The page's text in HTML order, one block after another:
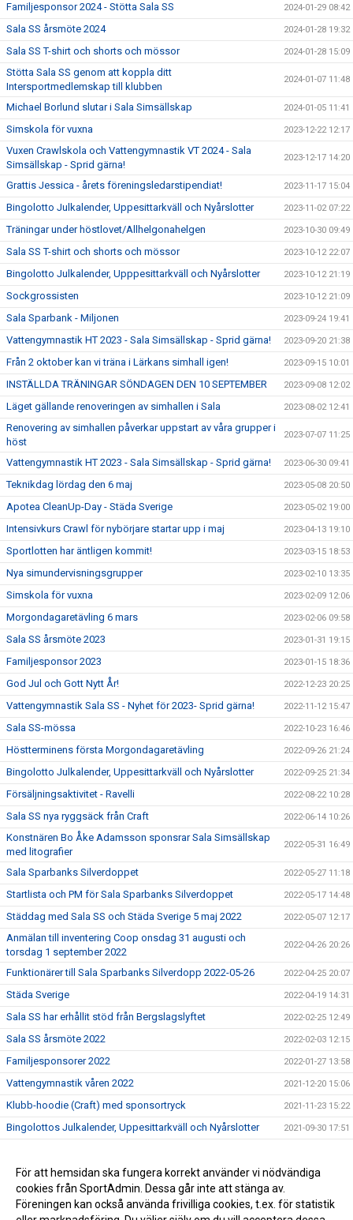
Familjesponsor 2024 - Stötta Sala SS 2024-01-29 08:42
Sala SS årsmöte 2024 2024-01-28 19:32
Sala SS T-shirt och shorts och mössor 2024-01-28 15:09
Stötta Sala SS genom att koppla ditt
Intersportmedlemskap till klubben
2024-01-07 11:48
Michael Borlund slutar i Sala Simsällskap 2024-01-05 11:41
Simskola för vuxna 2023-12-22 12:17
Vuxen Crawlskola och Vattengymnastik VT 2024 - Sala
Simsällskap - Sprid gärna!
2023-12-17 14:20
Grattis Jessica - årets föreningsledarstipendiat! 2023-11-17 15:04
Bingolotto Julkalender, Uppesittarkväll och Nyårslotter 2023-11-02 07:22
Träningar under höstlovet/Allhelgonahelgen 2023-10-30 09:49
Sala SS T-shirt och shorts och mössor 2023-10-12 22:07
Bingolotto Julkalender, Upppesittarkväll och Nyårslotter 2023-10-12 21:19
Sockgrossisten 2023-10-12 21:09
Sala Sparbank - Miljonen 2023-09-24 19:41
Vattengymnastik HT 2023 - Sala Simsällskap - Sprid gärna! 2023-09-20 21:38
Från 2 oktober kan vi träna i Lärkans simhall igen! 2023-09-15 10:01
INSTÄLLDA TRÄNINGAR SÖNDAGEN DEN 10 SEPTEMBER 2023-09-08 12:02
Läget gällande renoveringen av simhallen i Sala 2023-08-02 12:41
Renovering av simhallen påverkar uppstart av våra grupper i
höst
2023-07-07 11:25
Vattengymnastik HT 2023 - Sala Simsällskap - Sprid gärna! 2023-06-30 09:41
Teknikdag lördag den 6 maj 2023-05-08 20:50
Apotea CleanUp-Day - Städa Sverige 2023-05-02 19:00
Intensivkurs Crawl för nybörjare startar upp i maj 2023-04-13 19:10
Sportlotten har äntligen kommit! 2023-03-15 18:53
Nya simundervisningsgrupper 2023-02-10 13:35
Simskola för vuxna 2023-02-09 12:06
Morgondagaretävling 6 mars 2023-02-06 09:58
Sala SS årsmöte 2023 2023-01-31 19:15
Familjesponsor 2023 2023-01-15 18:36
God Jul och Gott Nytt År! 2022-12-23 20:25
Vattengymnastik Sala SS - Nyhet för 2023- Sprid gärna! 2022-11-12 15:47
Sala SS-mössa 2022-10-23 16:46
Höstterminens första Morgondagaretävling 2022-09-26 21:24
Bingolotto Julkalender, Uppesittarkväll och Nyårslotter 2022-09-25 21:34
Försäljningsaktivitet - Ravelli 2022-08-22 10:28
Sala SS nya ryggsäck från Craft 2022-06-14 10:26
Konstnären Bo Åke Adamsson sponsrar Sala Simsällskap
med litografier
2022-05-31 16:49
Sala Sparbanks Silverdoppet 2022-05-27 11:18
Startlista och PM för Sala Sparbanks Silverdoppet 2022-05-17 14:48
Städdag med Sala SS och Städa Sverige 5 maj 2022 2022-05-07 12:17
Anmälan till inventering Coop onsdag 31 augusti och
torsdag 1 september 2022
2022-04-26 20:26
Funktionärer till Sala Sparbanks Silverdopp 2022-05-26 2022-04-25 20:07
Städa Sverige 2022-04-19 14:31
Sala SS har erhållit stöd från Bergslagslyftet 2022-02-25 12:49
Sala SS årsmöte 2022 2022-02-03 12:15
Familjesponsorer 2022 2022-01-27 13:58
Vattengymnastik våren 2022 2021-12-20 15:06
Klubb-hoodie (Craft) med sponsortryck 2021-11-23 15:22
Bingolottos Julkalender, Uppesittarkväll och Nyårslotter 2021-09-30 17:51
Sala SS klubbkläder 2021-08-24 13:15
Sala SS går över till föreningssystemet SportAdmin 2021-06-04 10:29
För att hemsidan ska fungera korrekt använder vi nödvändiga
cookies från SportAdmin. Dessa går inte att stänga av.
Föreningen kan också använda frivilliga cookies, t.ex. för statistik